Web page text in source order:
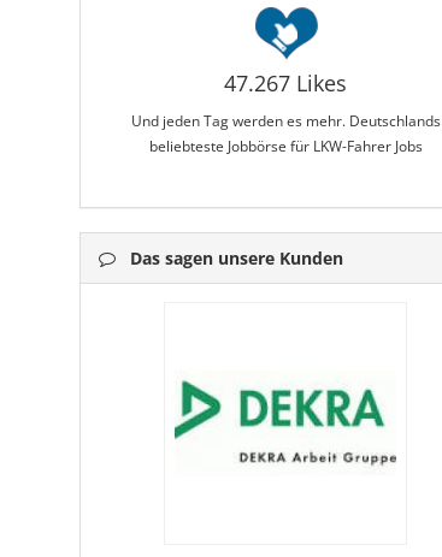
47.267 Likes
Und jeden Tag werden es mehr. Deutschlands
beliebteste Jobbörse für LKW-Fahrer Jobs
Das sagen unsere Kunden